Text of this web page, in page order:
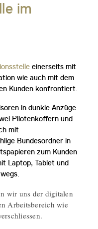
im
einerseits mit
wie auch mit dem
Kunden konfrontiert.
in dunkle Anzüge
Pilotenkoffern und
mit
Bundesordner in
zum Kunden
Laptop, Tablet und
wir uns der digitalen
Arbeitsbereich wie